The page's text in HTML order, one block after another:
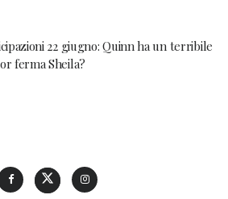
22 giugno: Quinn ha un terribile
ferma Sheila?